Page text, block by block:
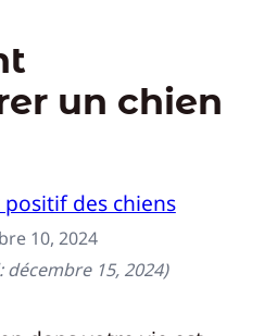
un chien
des chiens
10, 2024
décembre 15, 2024)